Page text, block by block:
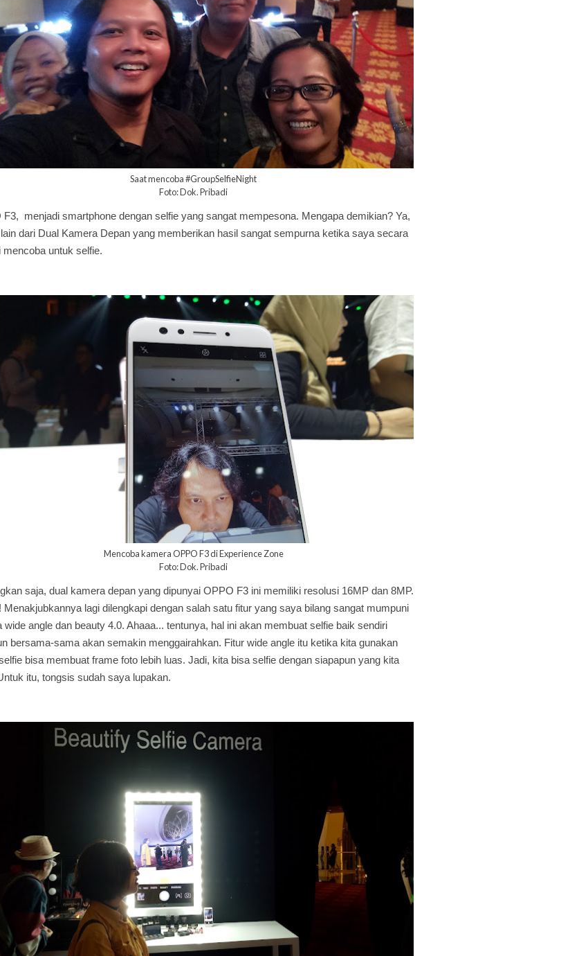
Saat mencoba #GroupSelfieNight
Foto: Dok. Pribadi
F3, menjadi smartphone dengan selfie yang sangat mempesona. Mengapa demikian? Ya,
dari Dual Kamera Depan yang memberikan hasil sangat sempurna ketika saya secara
mencoba untuk selfie.
Mencoba kamera OPPO F3 di Experience Zone
Foto: Dok. Pribadi
saja, dual kamera depan yang dipunyai OPPO F3 ini memiliki resolusi 16MP dan 8MP.
Menakjubkannya lagi dilengkapi dengan salah satu fitur yang saya bilang sangat mumpuni
wide angle dan beauty 4.0. Ahaaa... tentunya, hal ini akan membuat selfie baik sendiri
bersama-sama akan semakin menggairahkan. Fitur wide angle itu ketika kita gunakan
bisa membuat frame foto lebih luas. Jadi, kita bisa selfie dengan siapapun yang kita
itu, tongsis sudah saya lupakan.